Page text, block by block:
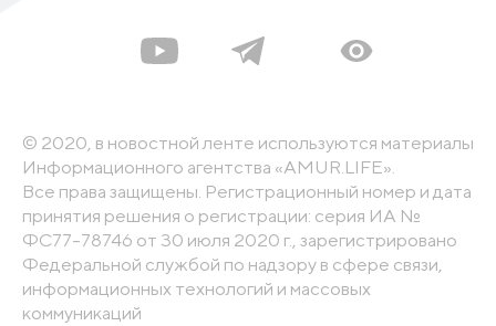
© 2020, в новостной ленте используются материалы
Информационного агентства «AMUR.LIFE».
Все права защищены. Регистрационный номер и дата
принятия решения о регистрации: серия ИА №
ФС77-78746 от 30 июля 2020 г., зарегистрировано
Федеральной службой по надзору в сфере связи,
информационных технологий и массовых
коммуникаций